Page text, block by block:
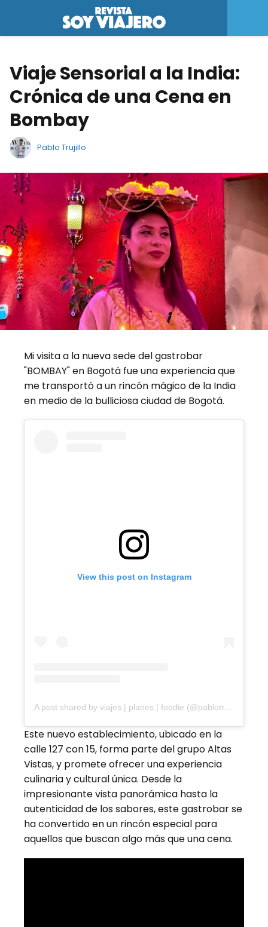
Viaje Sensorial a la India:
Crónica de una Cena en
Bombay
Pablo Trujillo
Mi visita a la nueva sede del gastrobar
"BOMBAY" en Bogotá fue una experiencia que
me transportó a un rincón mágico de la India
en medio de la bulliciosa ciudad de Bogotá.
View this post on Instagram
Este nuevo establecimiento, ubicado en la
calle 127 con 15, forma parte del grupo Altas
Vistas, y promete ofrecer una experiencia
culinaria y cultural única. Desde la
impresionante vista panorámica hasta la
autenticidad de los sabores, este gastrobar se
ha convertido en un rincón especial para
aquellos que buscan algo más que una cena.